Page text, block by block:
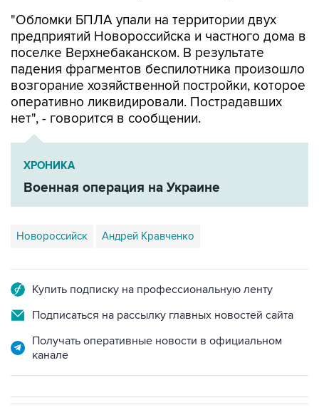
"Обломки БПЛА упали на территории двух
предприятий Новороссийска и частного дома в
поселке Верхнебаканском. В результате
падения фрагментов беспилотника произошло
возгорание хозяйственной постройки, которое
оперативно ликвидировали. Пострадавших
нет", - говорится в сообщении.
ХРОНИКА
Военная операция на Украине
Новороссийск Андрей Кравченко
Купить подписку на профессиональную ленту
Подписаться на рассылку главных новостей сайта
Получать оперативные новости в официальном
канале